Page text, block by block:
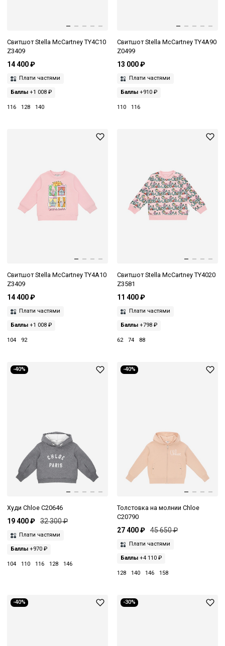
Свитшот Stella McCartney TY4C10
Z3409
14 400 ₽
Плати частями
Баллы +1 008 ₽
116 128 140
Свитшот Stella McCartney TY4A90
Z0499
13 000 ₽
Плати частями
Баллы+910 ₽
110 116
Свитшот Stella McCartney TY4A10
Z3409
14 400 ₽
Плати частями
Баллы +1 008 ₽
104 92
Свитшот Stella McCartney TY4020
Z3581
11 400 ₽
Плати частями
Баллы+798 ₽
62 74 88
-40%
Худи Chloe C20646
19 400 ₽ 32 300 ₽
Плати частями
Баллы +970 ₽
104 110 116 128 146
-40%
Толстовка на молнии Chloe
C20790
27 400 ₽ 45 650 ₽
Плати частями
Баллы+4 110 ₽
128 140 146 158
-40% -30%